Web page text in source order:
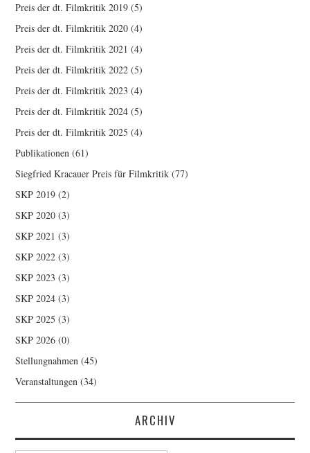
Preis der dt. Filmkritik 2019 (5)
Preis der dt. Filmkritik 2020 (4)
Preis der dt. Filmkritik 2021 (4)
Preis der dt. Filmkritik 2022 (5)
Preis der dt. Filmkritik 2023 (4)
Preis der dt. Filmkritik 2024 (5)
Preis der dt. Filmkritik 2025 (4)
Publikationen (61)
Siegfried Kracauer Preis für Filmkritik (77)
SKP 2019 (2)
SKP 2020 (3)
SKP 2021 (3)
SKP 2022 (3)
SKP 2023 (3)
SKP 2024 (3)
SKP 2025 (3)
SKP 2026 (0)
Stellungnahmen (45)
Veranstaltungen (34)
ARCHIV